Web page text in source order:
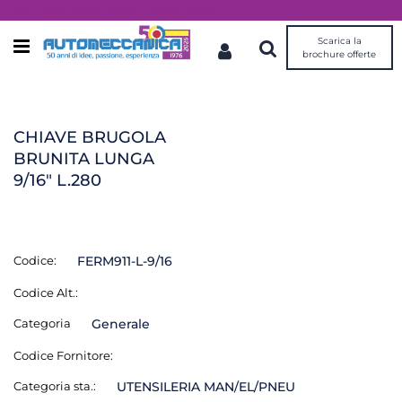
Open menu
Scarica la
brochure offerte
CHIAVE BRUGOLA
BRUNITA LUNGA
9/16" L.280
Codice: FERM911-L-9/16
Codice Alt.:
Categoria Generale
Codice Fornitore:
Categoria sta.: UTENSILERIA MAN/EL/PNEU